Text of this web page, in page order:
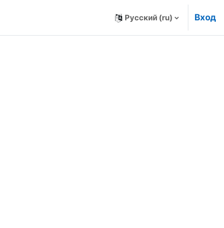
Русский ‎(ru)‎ Вход